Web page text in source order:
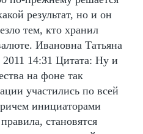
результат, но и он
тем, кто хранил
Ивановна Татьяна
14:31 Цитата: Ну и
на фоне так
участились по всей
инициаторами
становятся